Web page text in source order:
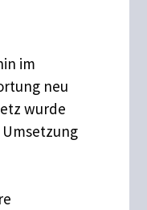
im
neu
wurde
Umsetzung